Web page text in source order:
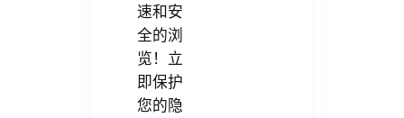
速和安
全的浏
览！立
即保护
您的隐